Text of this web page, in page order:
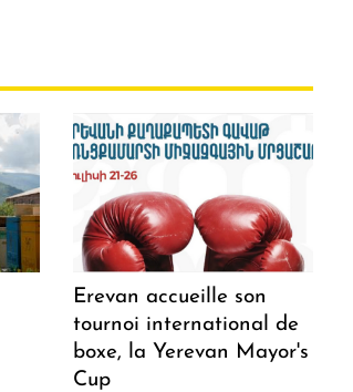
Erevan accueille son
tournoi international de
boxe, la Yerevan Mayor's
Cup